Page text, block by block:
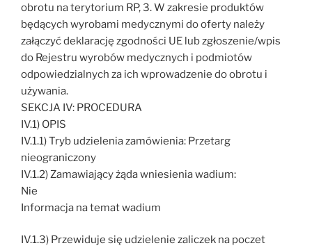
obrotu na terytorium RP, 3. W zakresie produktów
będących wyrobami medycznymi do oferty należy
załączyć deklarację zgodności UE lub zgłoszenie/wpis
do Rejestru wyrobów medycznych i podmiotów
odpowiedzialnych za ich wprowadzenie do obrotu i
używania.
SEKCJA IV: PROCEDURA
IV.1) OPIS
IV.1.1) Tryb udzielenia zamówienia: Przetarg
nieograniczony
IV.1.2) Zamawiający żąda wniesienia wadium:
Nie
Informacja na temat wadium
IV.1.3) Przewiduje się udzielenie zaliczek na poczet